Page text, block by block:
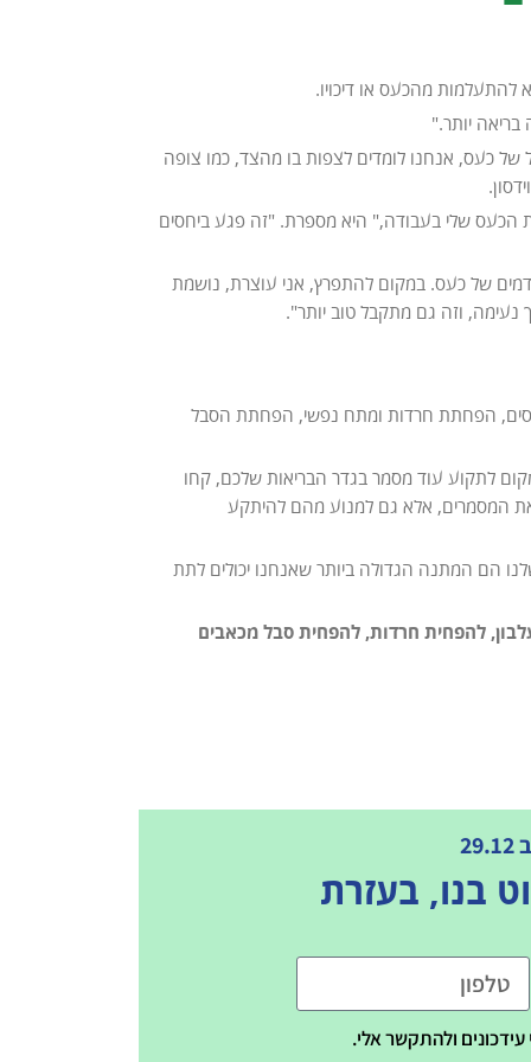
להתעלמות מהכעס או דיכויו.
בריאה יותר."
של כעס, אנחנו לומדים לצפות בו מהצד, כמו צופה
בהתפרצויות הכעס שלי בעבודה," היא מספרת. "זה פגע ביחסים
של כעס. במקום להתפרץ, אני עוצרת, נושמת
נעימה, וזה גם מתקבל טוב יותר".
כעסים, הפחתת חרדות ומתח נפשי, הפחתת הסבל
לתקוע עוד מסמר בגדר הבריאות שלכם, קחו
את המסמרים, אלא גם למנוע מהם להיתקע
הם המתנה הגדולה ביותר שאנחנו יכולים לתת
להפחית חרדות, להפחית סבל מכאבים
בנו, בעזרת
ולהתקשר אלי.